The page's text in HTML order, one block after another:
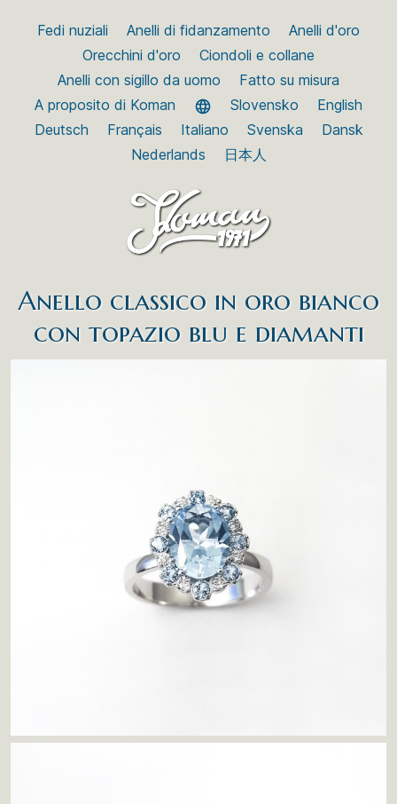
Fedi nuziali Anelli di fidanzamento
Anelli d'oro
Orecchini d'oro
Ciondoli e collane
Anelli con sigillo da uomo
Fatto su misura
A proposito di Koman
Slovensko
English
Deutsch
Français Italiano Svenska
Dansk
Nederlands
日本人
Anello classico in oro bianco
con topazio blu e diamanti